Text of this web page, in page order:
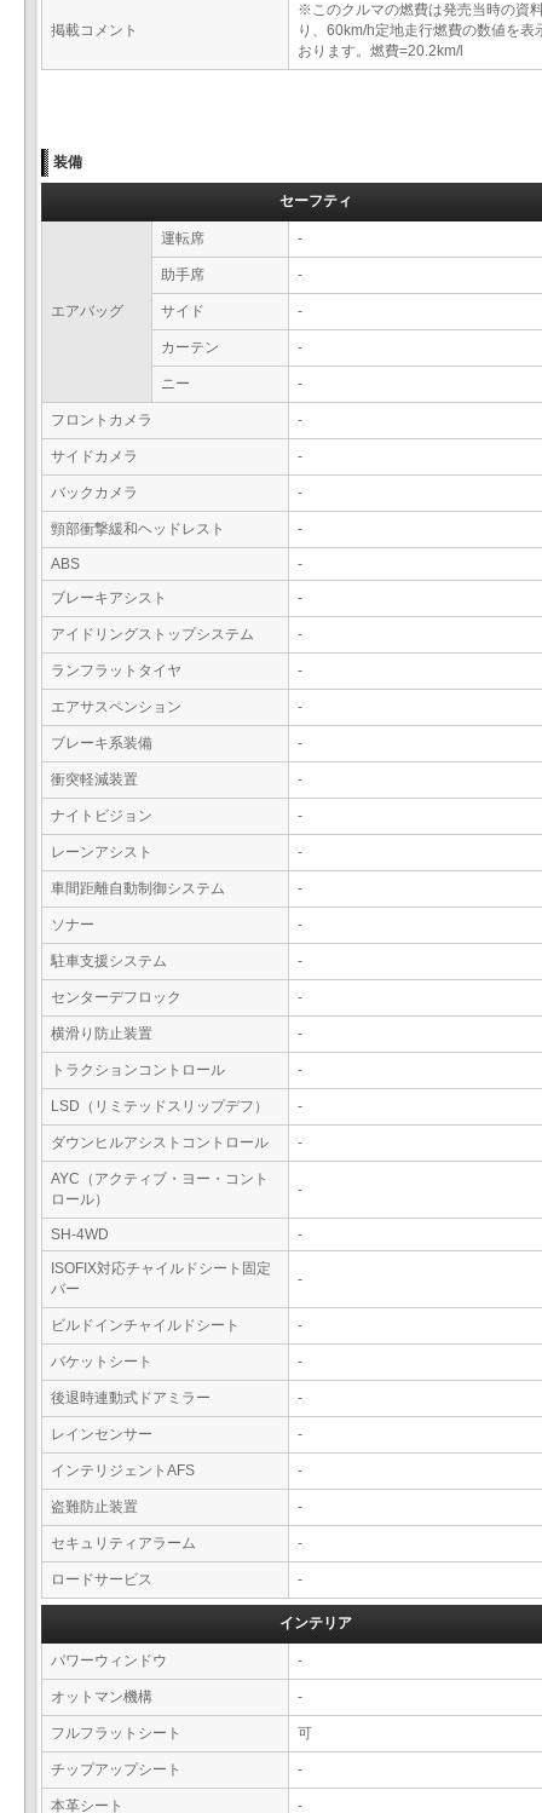
掲載コメント
※このクルマの燃費は発売当時の資
り、60km/h定地走行燃費の数値を表
おります。燃費=20.2km/l
装備
セーフティ
エアバッグ
運転席 -
助手席 -
サイド -
カーテン -
ニー -
フロントカメラ -
サイドカメラ -
バックカメラ -
頸部衝撃緩和ヘッドレスト -
ABS
-
ブレーキアシスト
-
アイドリングストップシステム -
ランフラットタイヤ -
エアサスペンション -
ブレーキ系装備 -
衝突軽減装置 -
ナイトビジョン -
レーンアシスト -
車間距離自動制御システム -
ソナー -
駐車支援システム -
センターデフロック -
横滑り防止装置 -
トラクションコントロール -
LSD（リミテッドスリップデフ） -
ダウンヒルアシストコントロール -
AYC（アクティブ・ヨー・コント
ロール）
-
SH-4WD
-
ISOFIX対応チャイルドシート固定
バー
-
ビルドインチャイルドシート -
バケットシート -
後退時連動式ドアミラー -
レインセンサー -
インテリジェントAFS -
盗難防止装置 -
セキュリティアラーム -
ロードサービス -
インテリア
パワーウィンドウ -
オットマン機構 -
フルフラットシート 可
チップアップシート -
本革シート -